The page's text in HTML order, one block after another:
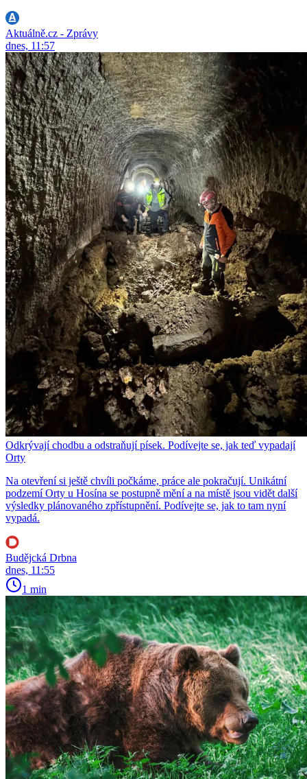
Aktuálně.cz - Zprávy
dnes, 11:57
Odkrývají chodbu a odstraňují písek. Podívejte se, jak teď vypadají
Orty
Na otevření si ještě chvíli počkáme, práce ale pokračují. Unikátní
podzemí Orty u Hosína se postupně mění a na místě jsou vidět další
výsledky plánovaného zpřístupnění. Podívejte se, jak to tam nyní
vypadá.
Budějcká Drbna
dnes, 11:55
1 min